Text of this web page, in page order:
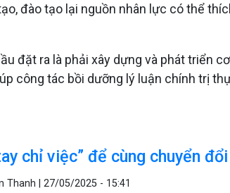
đào tạo lại nguồn nhân lực có thể
đặt ra là phải xây dựng và phát triển
công tác bồi dưỡng lý luận chính trị
chỉ việc” để cùng chuyển
Thanh |27/05/2025 - 15:41